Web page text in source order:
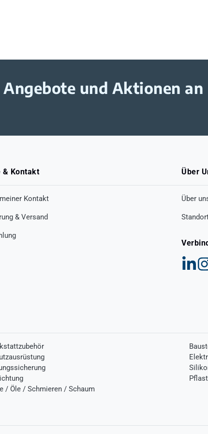
und Aktionen an
& Kontakt
Kontakt
& Versand
/ Öle / Schmieren / Schaum
Über
Über